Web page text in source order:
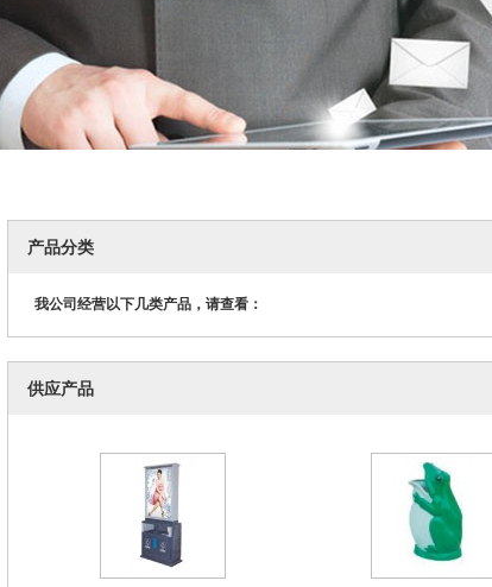
产品分类
我公司经营以下几类产品，请查看：
供应产品